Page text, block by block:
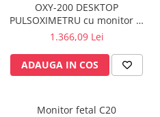
Console tavan sali operatie
Lavoare apa sterila
Lavoare chirurgicale
Adaptori/cuple
Prefiltre lavoare
OXY-200 DESKTOP
PULSOXIMETRU cu monitor și
baterie
1.366,09 Lei
ADAUGA IN COS
Monitor fetal C20